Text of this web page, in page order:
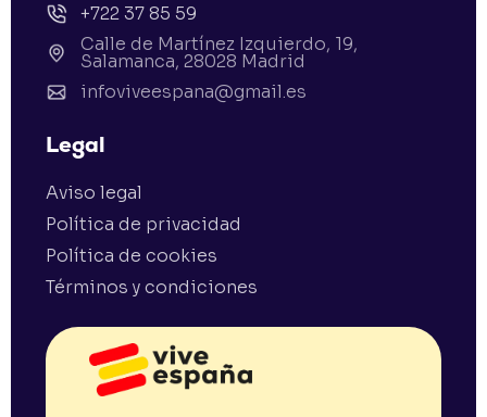
+722 37 85 59
Calle de Martínez Izquierdo, 19,
Salamanca, 28028 Madrid
infoviveespana@gmail.es
Legal
Aviso legal
Política de privacidad
Política de cookies
Términos y condiciones